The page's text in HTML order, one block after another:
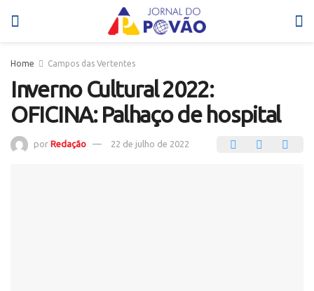
Home Campos das Vertentes
Inverno Cultural 2022:
OFICINA: Palhaço de hospital
por Redação 22 de julho de 2022